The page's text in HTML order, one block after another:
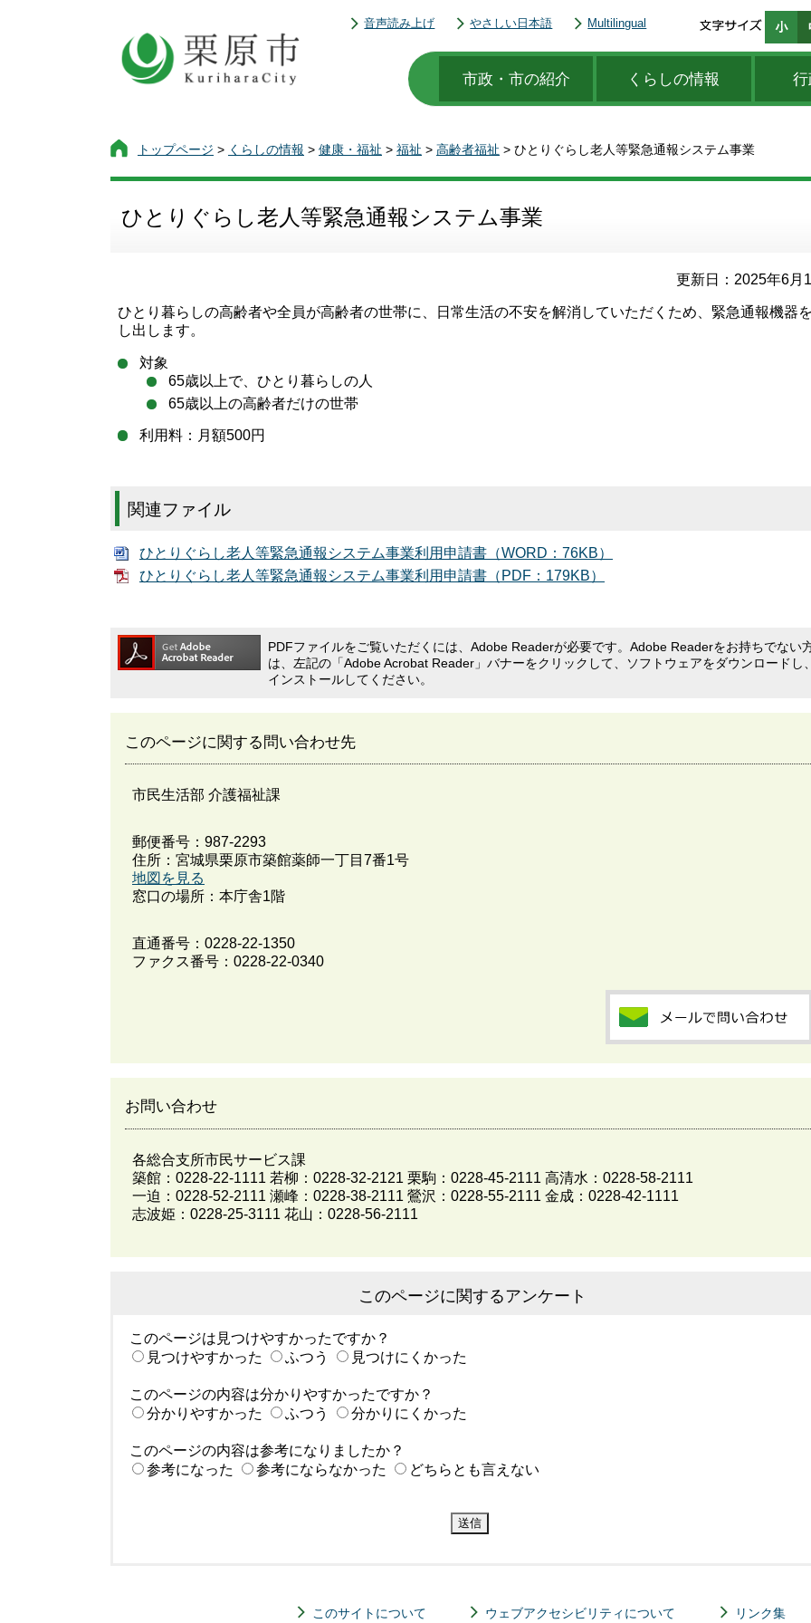
音声読み上げ やさしい日本語 Multilingual
市政・市の紹介 くらしの情報
トップページ > くらしの情報 > 健康・福祉 > 福祉 > 高齢者福祉 > ひとりぐらし老人等緊急通報システム事業
ひとりぐらし老人等緊急通報システム事業
更新日：2025年6月
ひとり暮らしの高齢者や全員が高齢者の世帯に、日常生活の不安を解消していただくため、緊急通報機器
し出します。
対象
65歳以上で、ひとり暮らしの人
65歳以上の高齢者だけの世帯
利用料：月額500円
関連ファイル
ひとりぐらし老人等緊急通報システム事業利用申請書（WORD：76KB）
ひとりぐらし老人等緊急通報システム事業利用申請書（PDF：179KB）
PDFファイルをご覧いただくには、Adobe Readerが必要です。Adobe Readerをお持ちでない
は、左記の「Adobe Acrobat Reader」バナーをクリックして、ソフトウェアをダウンロードし
インストールしてください。
このページに関する問い合わせ先
市民生活部 介護福祉課
郵便番号：987-2293
住所：宮城県栗原市築館薬師一丁目7番1号
地図を見る
窓口の場所：本庁舎1階
直通番号： 0228-22-1350
ファクス番号：0228-22-0340
お問い合わせ
各総合支所市民サービス課
築館：0228-22-1111 若柳：0228-32-2121 栗駒：0228-45-2111 高清水：0228-58-2111
一迫：0228-52-2111 瀬峰：0228-38-2111 鶯沢：0228-55-2111 金成：0228-42-1111
志波姫：0228-25-3111 花山：0228-56-2111
このページに関するアンケート
このページは見つけやすかったですか？
見つけやすかった
ふつう 見つけにくかった
このページの内容は分かりやすかったですか？
分かりやすかった
ふつう 分かりにくかった
このページの内容は参考になりましたか？
参考になった
参考にならなかった どちらとも言えない
このサイトについて ウェブアクセシビリティについて リンク集